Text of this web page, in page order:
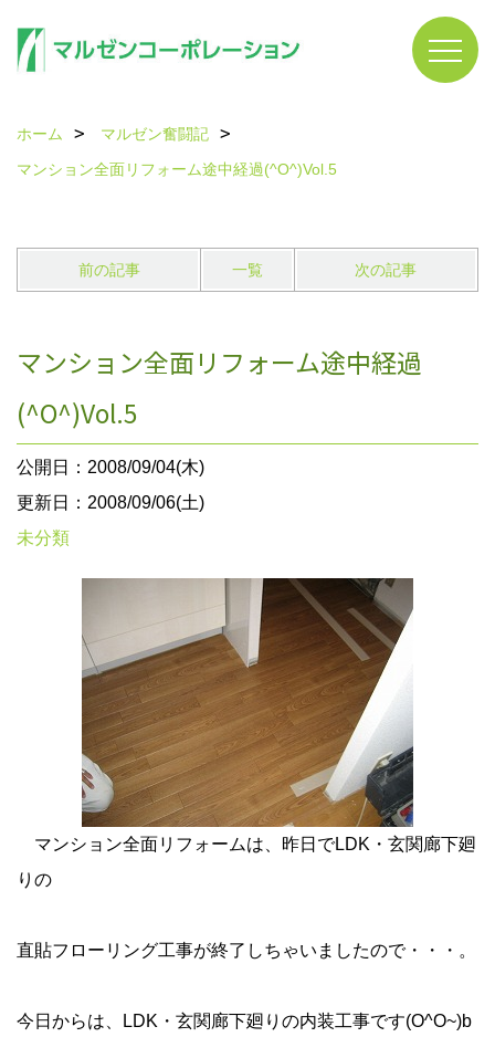
ホーム
マルゼン奮闘記
マンション全面リフォーム途中経過(^O^)Vol.5
前の記事 一覧 次の記事
マンション全面リフォーム途中経過
(^O^)Vol.5
公開日：2008/09/04(木)
更新日：2008/09/06(土)
未分類
マンション全面リフォームは、昨日でLDK・玄関廊下廻
りの
直貼フローリング工事が終了しちゃいましたので・・・。
今日からは、LDK・玄関廊下廻りの内装工事です(O^O~)b